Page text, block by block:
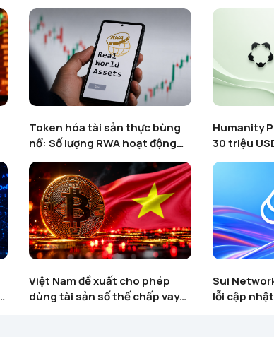
Token hóa tài sản thực bùng
nổ: Số lượng RWA hoạt động
tăng gần 600% bất chấp thị
trường crypto suy yếu
Humanity
30 triệu
85% chỉ
Việt Nam đề xuất cho phép
dùng tài sản số thế chấp vay
Sui
lỗi cập